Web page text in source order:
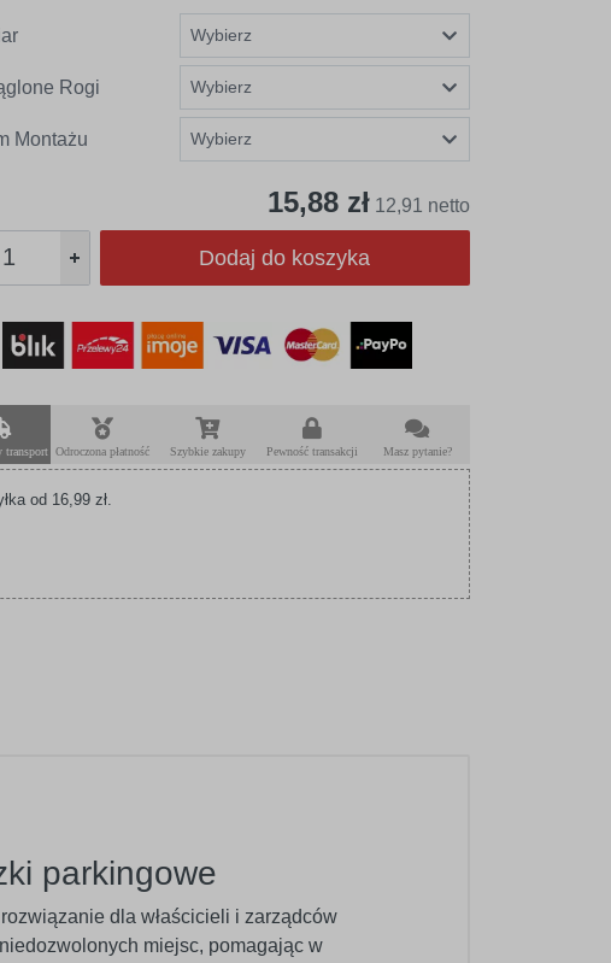
Rogi
Montażu
15,88 zł 12,91 netto
Dodaj do koszyka
transport Odroczona płatność Szybkie zakupy Pewność transakcji Masz pytanie?
od 16,99 zł.
parkingowe
dla właścicieli i zarządców
miejsc, pomagając w